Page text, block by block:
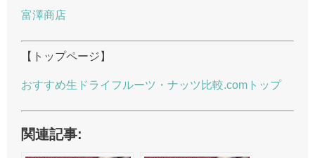
富澤商店
【トップページ】
おすすめ生ドライフルーツ・ナッツ比較.comトップ
関連記事: